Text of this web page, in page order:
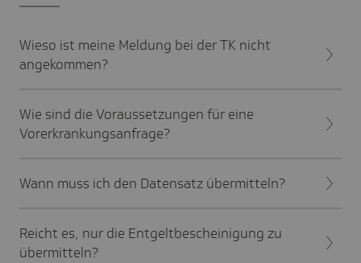
Wieso ist meine Meldung bei der TK nicht
angekommen?
Wie sind die Voraussetzungen für eine
Vorerkrankungsanfrage?
Wann muss ich den Datensatz übermitteln?
Reicht es, nur die Entgeltbescheinigung zu
übermitteln?